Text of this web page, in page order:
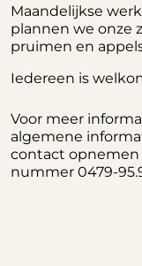
Maandelijkse
plannen we onze
pruimen en
Iedereen is
Voor meer
algemene
contact opnemen
nummer 0479-